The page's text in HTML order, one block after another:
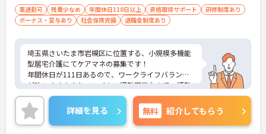
車通勤可 残業少なめ 年間休日110日以上 資格取得サポート
研修制度あり
ボーナス・賞与あり
社会保険完備 退職金制度あり
埼玉県さいたま市岩槻区に位置する、小規模多機能
型居宅介護にてケアマネの募集です！
年間休日が111日あるので、ワークライフバランス
が叶います☆また、マイカー通勤可能なので、通勤
らくらくです♪
ご興味のある方には、面接対策ポイントなど、さら
に詳細をお話しいたしますのでお気軽にご相談くだ
さい！
詳細を見る 無料 紹介してもらう